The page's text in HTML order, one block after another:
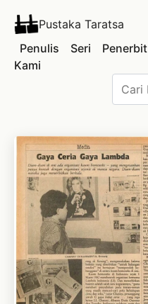
Pustaka Taratsa
Penulis
Seri Penerbit
Kami